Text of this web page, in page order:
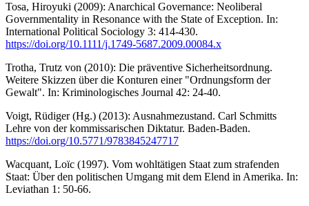
Tosa, Hiroyuki (2009): Anarchical Governance: Neoliberal
Governmentality in Resonance with the State of Exception. In:
International Political Sociology 3: 414-430.
https://doi.org/10.1111/j.1749-5687.2009.00084.x
Trotha, Trutz von (2010): Die präventive Sicherheitsordnung.
Weitere Skizzen über die Konturen einer "Ordnungsform der
Gewalt". In: Kriminologisches Journal 42: 24-40.
Voigt, Rüdiger (Hg.) (2013): Ausnahmezustand. Carl Schmitts
Lehre von der kommissarischen Diktatur. Baden-Baden.
https://doi.org/10.5771/9783845247717
Wacquant, Loïc (1997). Vom wohltätigen Staat zum strafenden
Staat: Über den politischen Umgang mit dem Elend in Amerika. In:
Leviathan 1: 50-66.